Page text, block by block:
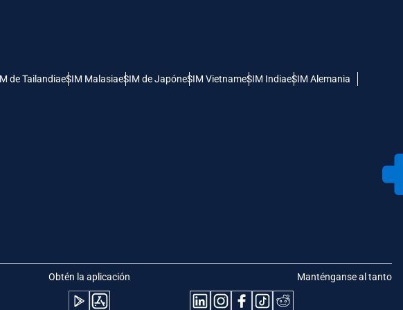
de TailandiaeSIM MalasiaeSIM de JapóneSIM VietnameSIM IndiaeSIM Alemania
Obtén la aplicación Manténganse al tanto